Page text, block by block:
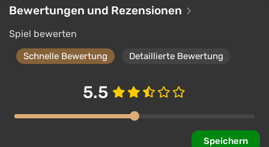
Bewertungen und Rezensionen
Spiel bewerten
Schnelle Bewertung Detaillierte Bewertung
5.5
Speichern